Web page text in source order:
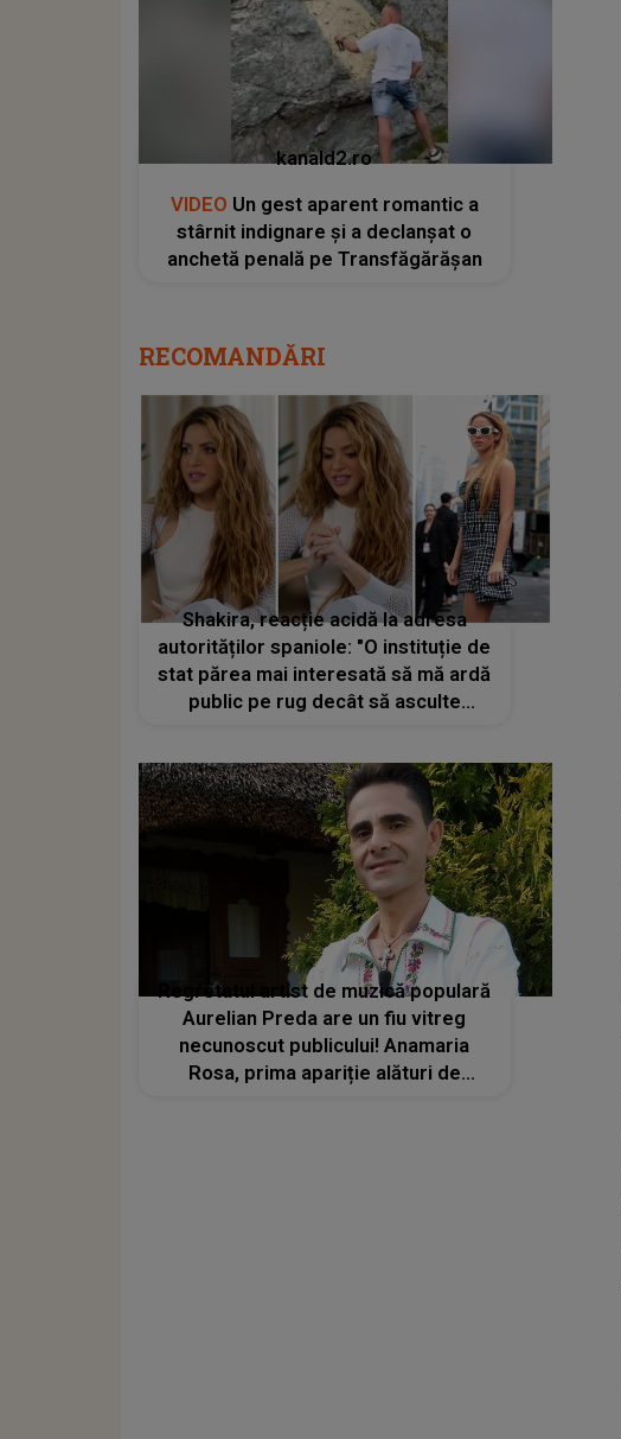
kanald2.ro
VIDEO Un gest aparent romantic a
stârnit indignare și a declanșat o
anchetă penală pe Transfăgărășan
RECOMANDĂRI
Shakira, reacție acidă la adresa
autorităților spaniole: "O instituție de
stat părea mai interesată să mă ardă
public pe rug decât să asculte
Regretatul artist de muzică populară
Aurelian Preda are un fiu vitreg
necunoscut publicului! Anamaria
Rosa, prima apariție alături de